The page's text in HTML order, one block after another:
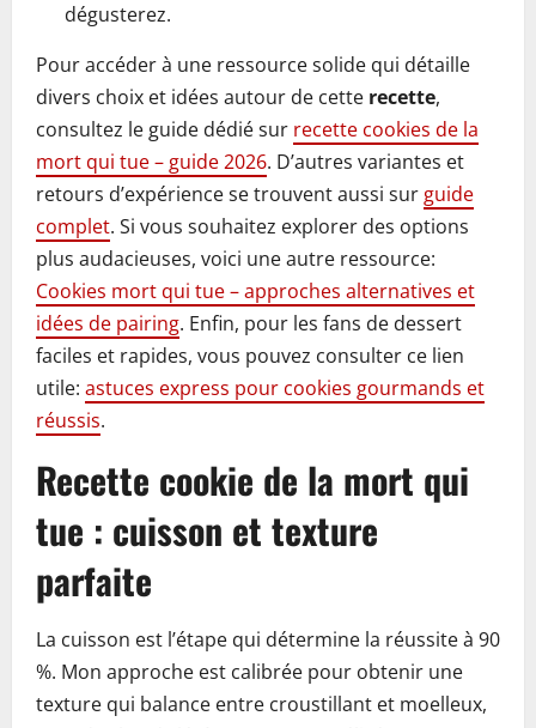
dégusterez.
Pour accéder à une ressource solide qui détaille
divers choix et idées autour de cette recette,
consultez le guide dédié sur recette cookies de la
mort qui tue – guide 2026. D’autres variantes et
retours d’expérience se trouvent aussi sur guide
complet. Si vous souhaitez explorer des options
plus audacieuses, voici une autre ressource:
Cookies mort qui tue – approches alternatives et
idées de pairing. Enfin, pour les fans de dessert
faciles et rapides, vous pouvez consulter ce lien
utile: astuces express pour cookies gourmands et
réussis.
Recette cookie de la mort qui
tue : cuisson et texture
parfaite
La cuisson est l’étape qui détermine la réussite à 90
%. Mon approche est calibrée pour obtenir une
texture qui balance entre croustillant et moelleux,